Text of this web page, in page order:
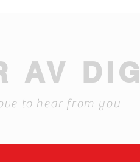
AV DIG
to hear from you